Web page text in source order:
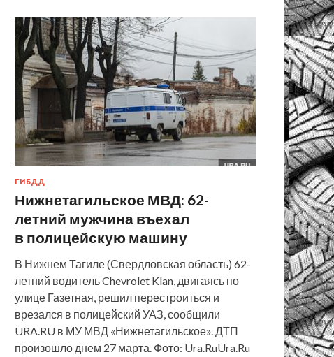
ГИБДД
Нижнетагильское МВД: 62-
летний мужчина въехал
в полицейскую машину
В Нижнем Тагиле (Свердловская область) 62-
летний водитель Chevrolet Klan, двигаясь по
улице Газетная, решил перестроиться и
врезался в полицейский УАЗ, сообщили
URA.RU в МУ МВД «Нижнетагильское». ДТП
произошло днем 27 марта. Фото: Ura.RuUra.Ru